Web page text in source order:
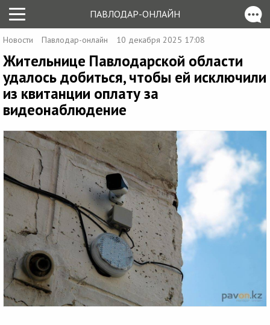
ПАВЛОДАР-ОНЛАЙН
Новости Павлодар-онлайн 10 декабря 2025 17:08
Жительнице Павлодарской области
удалось добиться, чтобы ей исключили
из квитанции оплату за
видеонаблюдение